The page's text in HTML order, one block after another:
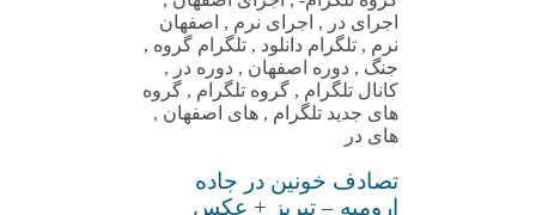
اجرای در , اجرای نرم , اصفهان
نرم , تلگرام دانلود , تلگرام گروه ,
جنگ , دوره اصفهان , دوره در ,
کانال تلگرام , گروه تلگرام , گروه
های جدید تلگرام , های اصفهان ,
های در
تصادف خونین در جاده
ارومیه – تبریز + عکس